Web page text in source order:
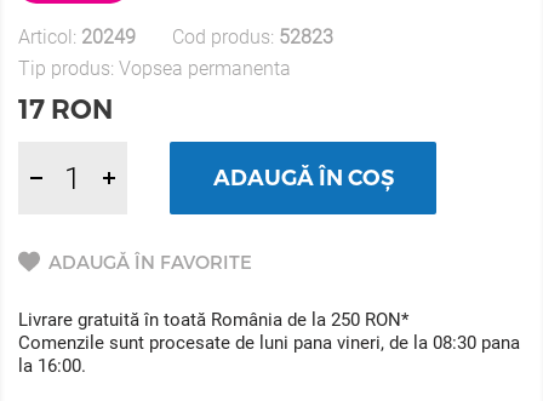
Articol: 20249 Cod produs: 52823
Tip produs: Vopsea permanenta
17 RON
ADAUGĂ ÎN COȘ
ADAUGĂ ÎN FAVORITE
Livrare gratuită în toată România de la 250 RON*
Comenzile sunt procesate de luni pana vineri, de la 08:30 pana
la 16:00.